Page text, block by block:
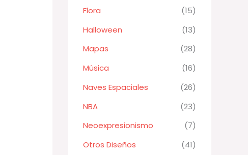
Flora
(15)
Halloween
(13)
Mapas
(28)
Música
(16)
Naves Espaciales
(26)
NBA
(23)
Neoexpresionismo
(7)
Otros Diseños
(41)